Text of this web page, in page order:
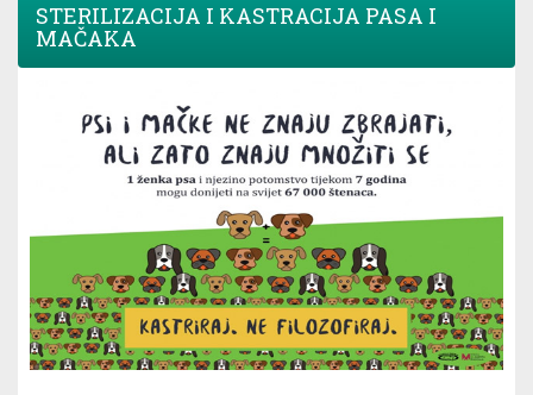
STERILIZACIJA I KASTRACIJA PASA I
MAČAKA